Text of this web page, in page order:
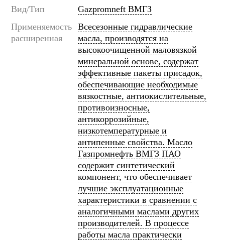
Вид/Тип
Gazpromneft ВМГЗ
Применяемость
расширенная
Всесезонные гидравлические
масла, производятся на
высокоочищенной маловязкой
минеральной основе, содержат
эффективные пакеты присадок,
обеспечивающие необходимые
вязкостные, антиокислительные,
противоизносные,
антикоррозийные,
низкотемпературные и
антипенные свойства. Масло
Газпромнефть ВМГЗ ПАО
содержит синтетический
компонент, что обеспечивает
лучшие эксплуатационные
характеристики в сравнении с
аналогичными маслами других
производителей. В процессе
работы масла практически